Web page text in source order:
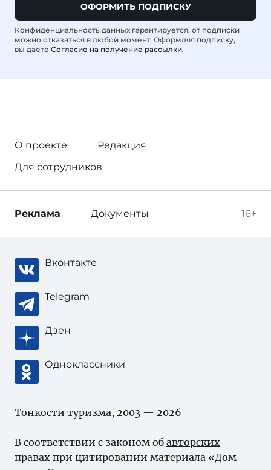
ОФОРМИТЬ ПОДПИСКУ
Конфиденциальность данных гарантируется, от подписки
можно отказаться в любой момент. Оформляя подписку,
вы даете Согласие на получение рассылки.
О проекте
Редакция
Для сотрудников
16+
Реклама Документы
Вконтакте
Telegram
Дзен
Одноклассники
Тонкости туризма, 2003 — 2026
В соответствии с законом об авторских
правах при цитировании материала «Дом